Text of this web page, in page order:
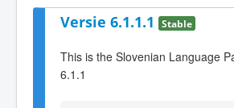
Versie 6.1.1.1 Stable
This is the Slovenian Language
6.1.1